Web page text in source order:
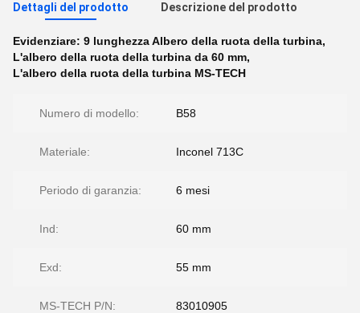
Dettagli del prodotto Descrizione del prodotto
Evidenziare: 9 lunghezza Albero della ruota della turbina,
L'albero della ruota della turbina da 60 mm,
L'albero della ruota della turbina MS-TECH
Numero di modello: B58
Materiale: Inconel 713C
Periodo di garanzia: 6 mesi
Ind: 60 mm
Exd: 55 mm
MS-TECH P/N: 83010905